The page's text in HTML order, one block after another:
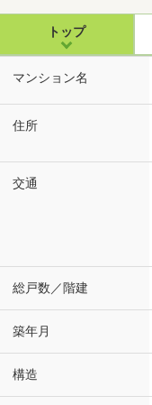
トップ
マンション名
住所
交通
総戸数／階建
築年月
構造